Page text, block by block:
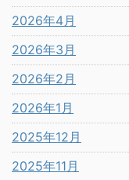
2026年4月
2026年3月
2026年2月
2026年1月
2025年12月
2025年11月